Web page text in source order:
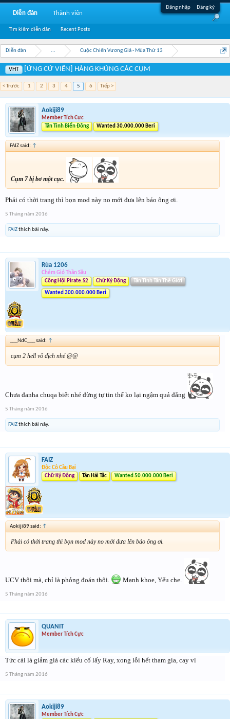
Đăng nhập Đăng ký
Diễn đàn ... Cuộc Chiến Vương Giả - Mùa Thứ 13
VHT [ỨNG CỬ VIÊN] HÀNG KHỦNG CÁC CỤM
< Trước 1 2 3 4 5 6 Tiếp >
Aokiji89
Member Tích Cực
Tân Tinh Biển Đông
Wanted 30.000.000 Beri
FAIZ said: ↑
Cụm 7 bị bơ một cục.
Phải có thời trang thì bọn mod này no mới đưa lên báo ông ơi.
5 Tháng năm 2016
FAIZthích bài này.
Rùa 1206
Chém Gió Thần Sầu
Công Hội Pirate.S2
Chữ Ký Động Tân Tinh Tân Thế Giới
Wanted 300.000.000 Beri
___NdC___ said: ↑
cụm 2 hell vô địch nhé @@
Chưa đanha chuqa biết nhé đừng tự tin thế ko lại ngậm quả đắng
5 Tháng năm 2016
FAIZthích bài này.
FAIZ
Độc Cô Cầu Bại
Chữ Ký Động
Tân Hải Tặc Wanted 50.000.000 Beri
Aokiji89 said: ↑
Phải có thời trang thì bọn mod này no mới đưa lên báo ông ơi.
UCV thôi mà, chỉ là phỏng đoán thôi. Mạnh khoe, Yếu che.
5 Tháng năm 2016
QUANIT
Member Tích Cực
Tức cái là giảm giá các kiểu cố lấy Ray, xong lỗi hết tham gia, cay vl
5 Tháng năm 2016
Aokiji89
Member Tích Cực
Diễn đàn
Tìm kiếm diễn đàn Recent Posts
Thành viên